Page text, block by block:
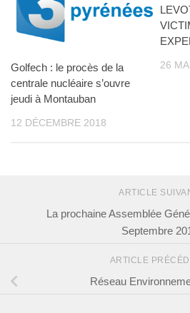
Golfech : le procès de la
centrale nucléaire s’ouvre
jeudi à Montauban
12 DÉCEMBRE 2018
26
ARTICLE
La prochaine Assemblée
Septembre
ARTICLE
Réseau